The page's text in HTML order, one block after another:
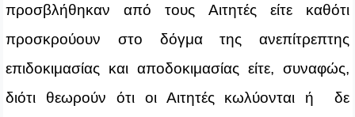
προσβλήθηκαν από τους Αιτητές είτε καθότι
προσκρούουν στο δόγμα της ανεπίτρεπτης
επιδοκιμασίας και αποδοκιμασίας είτε, συναφώς,
διότι θεωρούν ότι οι Αιτητές κωλύονται ή δε